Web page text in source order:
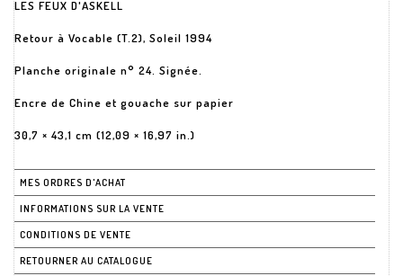
LES FEUX D'ASKELL
Retour à Vocable (T.2), Soleil 1994
Planche originale n° 24. Signée.
Encre de Chine et gouache sur papier
30,7 × 43,1 cm (12,09 × 16,97 in.)
MES ORDRES D'ACHAT
INFORMATIONS SUR LA VENTE
CONDITIONS DE VENTE
RETOURNER AU CATALOGUE